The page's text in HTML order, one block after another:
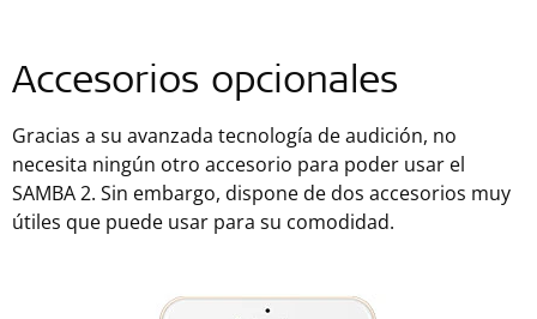
Accesorios opcionales
Gracias a su avanzada tecnología de audición, no
necesita ningún otro accesorio para poder usar el
SAMBA 2. Sin embargo, dispone de dos accesorios muy
útiles que puede usar para su comodidad.